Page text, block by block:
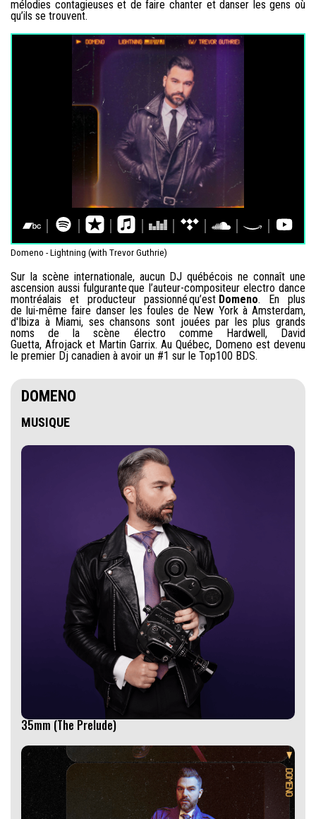
mélodies contagieuses et de faire chanter et danser les gens où
qu’ils se trouvent.
Domeno - Lightning (with Trevor Guthrie)
Sur la scène internationale, aucun DJ québécois ne connaît une
ascension aussi fulgurante que l’auteur-compositeur electro dance
montréalais et producteur passionné qu’est Domeno. En plus
de lui-même faire danser les foules de New York à Amsterdam,
d'Ibiza à Miami, ses chansons sont jouées par les plus grands
noms de la scène électro comme Hardwell, David
Guetta, Afrojack et Martin Garrix. Au Québec, Domeno est devenu
le premier Dj canadien à avoir un #1 sur le Top100 BDS.
DOMENO
MUSIQUE
35mm (The Prelude)